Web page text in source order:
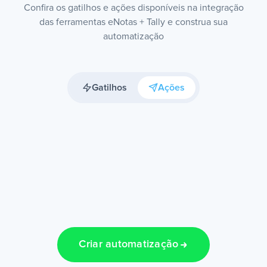
Confira os gatilhos e ações disponíveis na integração
das ferramentas eNotas + Tally e construa sua
automatização
Gatilhos Ações
Criar automatização